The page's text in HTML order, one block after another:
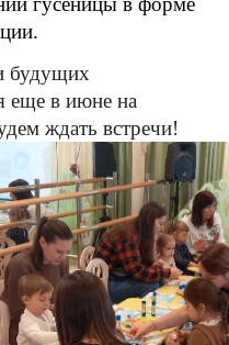
будущих
еще в июне на
ждать встречи!